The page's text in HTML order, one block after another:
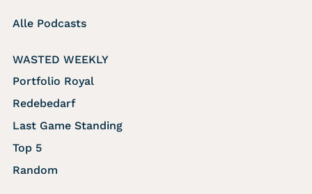
Alle Podcasts
WASTED WEEKLY
Portfolio Royal
Redebedarf
Last Game Standing
Top 5
Random